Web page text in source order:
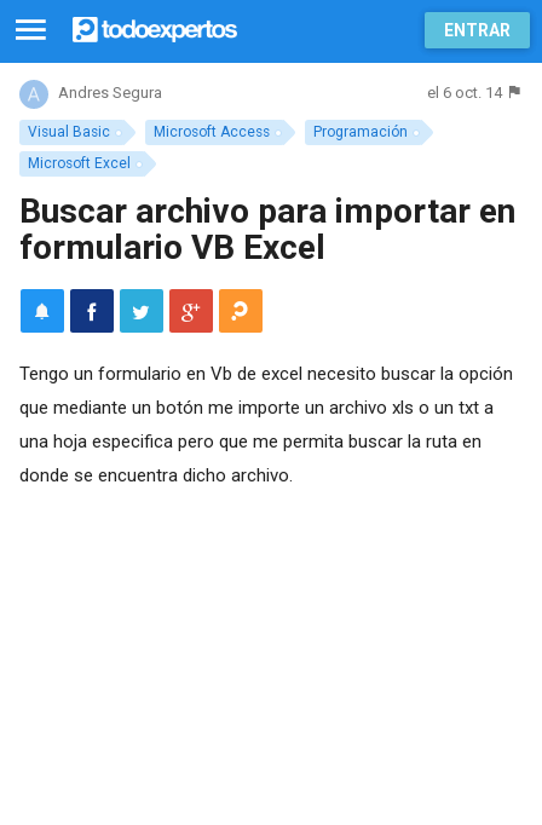
ENTRAR
Visual Basic Microsoft Access
Programación
Microsoft Excel
Andres Segura el 6 oct. 14
Buscar archivo para importar en
formulario VB Excel
Tengo un formulario en Vb de excel necesito buscar la opción
que mediante un botón me importe un archivo xls o un txt a
una hoja especifica pero que me permita buscar la ruta en
donde se encuentra dicho archivo.